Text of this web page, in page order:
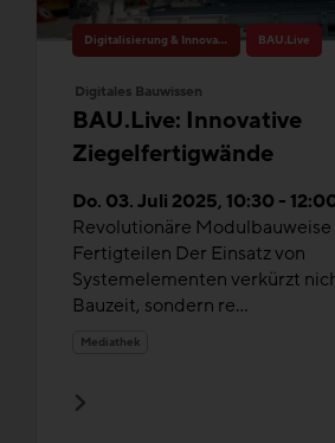
Digitalisierung & Innovation BAU.Live
Digitales Bauwissen
BAU.Live: Innovative
Ziegelfertigwände
Do. 03. Juli 2025, 10:30 -
Revolutionäre
Fertigteilen Der Einsatz von
Systemelementen verkürzt
Bauzeit, sondern re...
Mediathek